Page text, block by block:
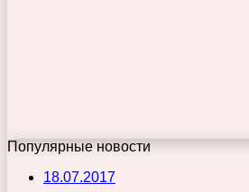
Популярные новости
18.07.2017